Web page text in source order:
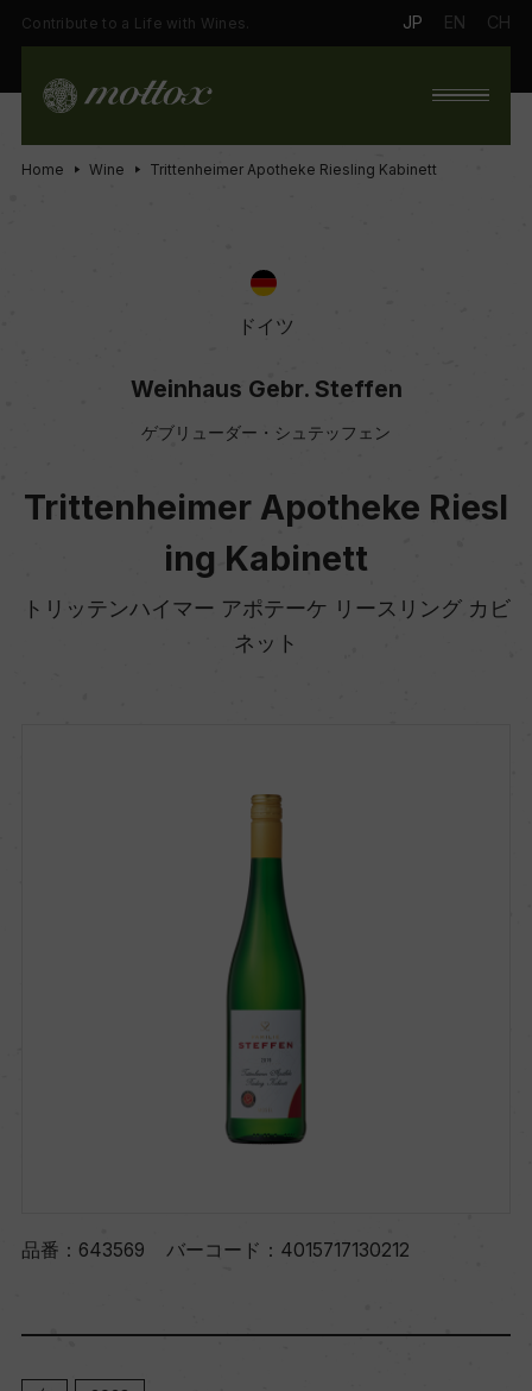
Contribute to a Life with Wines. JP EN CH
Home Wine Trittenheimer Apotheke Riesling Kabinett
ドイツ
Weinhaus Gebr. Steffen
ゲブリューダー・シュテッフェン
Trittenheimer Apotheke Riesl
ing Kabinett
トリッテンハイマー アポテーケ リースリング カビ
ネット
品番： 643569 バーコード： 4015717130212